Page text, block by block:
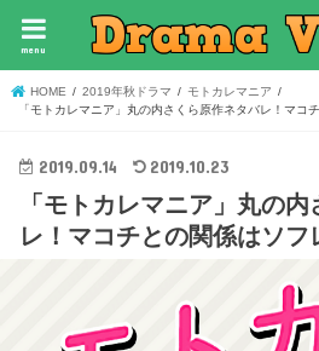
menu
HOME 2019年秋ドラマ
モトカレマニア
「モトカレマニア」丸の内さくら原作ネタバレ！マコ
2019.09.14 2019.10.23
「モトカレマニア」丸の
レ！マコチとの関係はソフ